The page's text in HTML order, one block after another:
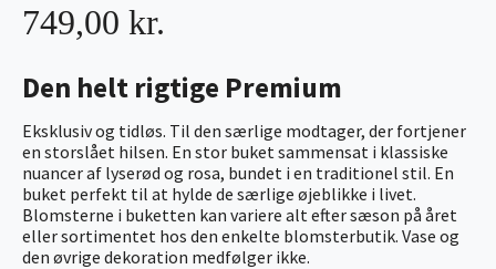
Den helt rigtige Premium
Eksklusiv og tidløs. Til den særlige modtager, der fortjener
en storslået hilsen. En stor buket sammensat i klassiske
nuancer af lyserød og rosa, bundet i en traditionel stil. En
buket perfekt til at hylde de særlige øjeblikke i livet.
Blomsterne i buketten kan variere alt efter sæson på året
eller sortimentet hos den enkelte blomsterbutik. Vase og
den øvrige dekoration medfølger ikke.
749,00 kr.